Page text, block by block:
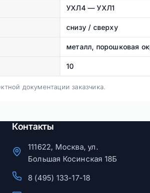
УХЛ4 — УХЛ1
снизу / сверху
металл, порошковая
10
документации заказчика.
Контакты
111622, Москва, ул.
Большая Косинская 18Б
8 (495) 133-17-18